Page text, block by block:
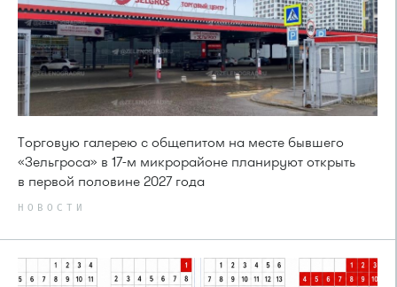
Торговую галерею с общепитом на месте бывшего
«Зельгроса» в 17-м микрорайоне планируют открыть
в первой половине 2027 года
НОВОСТИ